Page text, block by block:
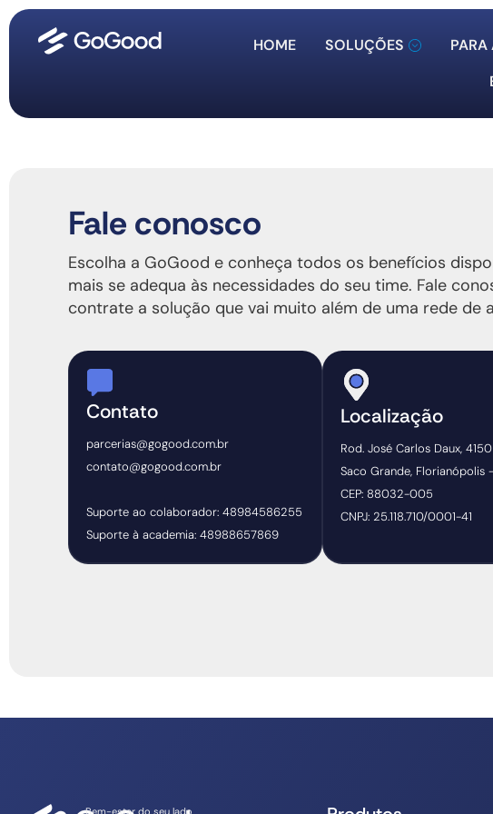
HOME SOLUÇÕES PARA
Fale conosco
Escolha a GoGood e conheça todos os benefícios
mais se adequa às necessidades do seu time. Fale
contrate a solução que vai muito além de uma rede de
Contato
parcerias@gogood.com.br
contato@gogood.com.br
Suporte ao colaborador: 48984586255
Suporte à academia: 48988657869
Localização
Rod. José Carlos Daux, 4150
Saco Grande, Florianópolis
CEP: 88032-005
CNPJ: 25.118.710/0001-41
Bem-estar do seu lado